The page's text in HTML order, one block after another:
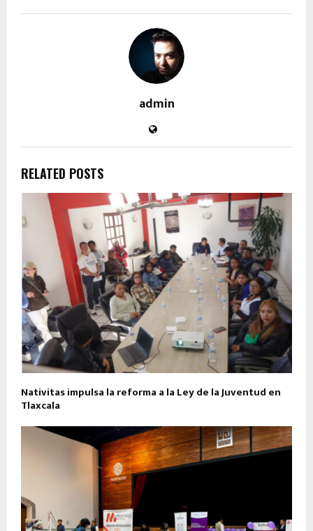
admin
RELATED POSTS
Nativitas impulsa la reforma a la Ley de la Juventud en
Tlaxcala